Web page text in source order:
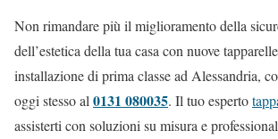
Non rimandare più il miglioramento della
dell’estetica della tua casa con nuove
installazione di prima classe ad Alessandria,
oggi stesso al 0131 080035. Il tuo esperto
assisterti con soluzioni su misura e